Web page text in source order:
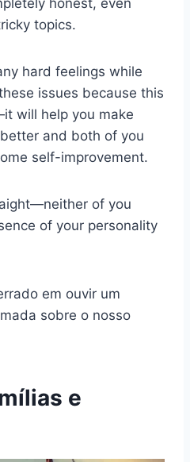
topics.
hard feelings while
issues because this
will help you make
and both of you
self-improvement.
of you
of your personality
em ouvir um
sobre o nosso
e